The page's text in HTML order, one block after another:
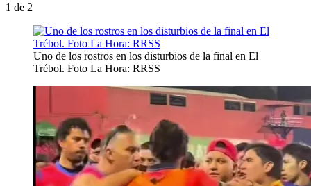
1 de 2
Uno de los rostros en los disturbios de la final en El
Trébol. Foto La Hora: RRSS